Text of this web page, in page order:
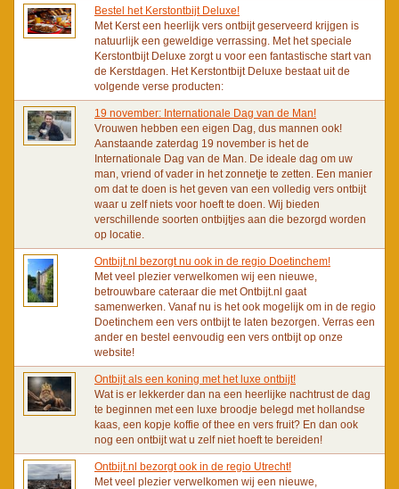
Bestel het Kerstontbijt Deluxe!
Met Kerst een heerlijk vers ontbijt geserveerd krijgen is
natuurlijk een geweldige verrassing. Met het speciale
Kerstontbijt Deluxe zorgt u voor een fantastische start van
de Kerstdagen. Het Kerstontbijt Deluxe bestaat uit de
volgende verse producten:
19 november: Internationale Dag van de Man!
Vrouwen hebben een eigen Dag, dus mannen ook!
Aanstaande zaterdag 19 november is het de
Internationale Dag van de Man. De ideale dag om uw
man, vriend of vader in het zonnetje te zetten. Een manier
om dat te doen is het geven van een volledig vers ontbijt
waar u zelf niets voor hoeft te doen. Wij bieden
verschillende soorten ontbijtjes aan die bezorgd worden
op locatie.
Ontbijt.nl bezorgt nu ook in de regio Doetinchem!
Met veel plezier verwelkomen wij een nieuwe,
betrouwbare cateraar die met Ontbijt.nl gaat
samenwerken. Vanaf nu is het ook mogelijk om in de regio
Doetinchem een vers ontbijt te laten bezorgen. Verras een
ander en bestel eenvoudig een vers ontbijt op onze
website!
Ontbijt als een koning met het luxe ontbijt!
Wat is er lekkerder dan na een heerlijke nachtrust de dag
te beginnen met een luxe broodje belegd met hollandse
kaas, een kopje koffie of thee en vers fruit? En dan ook
nog een ontbijt wat u zelf niet hoeft te bereiden!
Ontbijt.nl bezorgt ook in de regio Utrecht!
Met veel plezier verwelkomen wij een nieuwe,